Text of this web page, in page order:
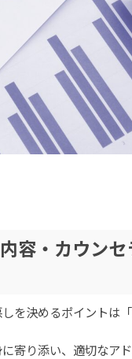
容・カウン
を決めるポイントは「
寄り添い、適切なア